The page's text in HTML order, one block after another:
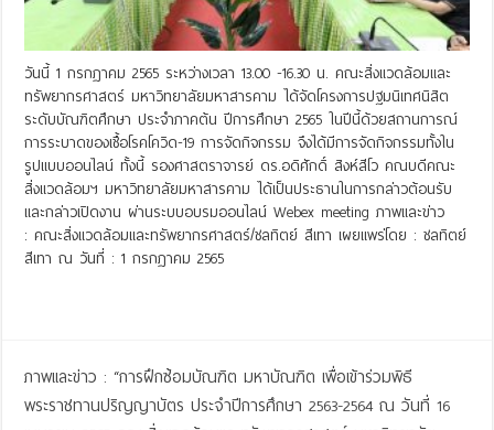
วันนี้ 1 กรกฏาคม 2565 ระหว่างเวลา 13.00 -16.30 น. คณะสิ่งแวดล้อมและ
ทรัพยากรศาสตร์ มหาวิทยาลัยมหาสารคาม ได้จัดโครงการปฐมนิเทศนิสิต
ระดับบัณฑิตศึกษา ประจำภาคต้น ปีการศึกษา 2565 ในปีนี้ด้วยสถานการณ์
การระบาดของเชื้อโรคโควิด-19 การจัดกิจกรรม จึงได้มีการจัดกิจกรรมทั้งใน
รูปแบบออนไลน์ ทั้งนี้ รองศาสตราจารย์ ดร.อดิศักดิ์ สิงห์สีโว คณบดีคณะ
สิ่งแวดล้อมฯ มหาวิทยาลัยมหาสารคาม ได้เป็นประธานในการกล่าวต้อนรับ
และกล่าวเปิดงาน ผ่านระบบอบรมออนไลน์ Webex meeting ภาพและข่าว
: คณะสิ่งแวดล้อมและทรัพยากรศาสตร์/ชลทิตย์ สีเทา เผยแพร่โดย : ชลทิตย์
สีเทา ณ วันที่ : 1 กรกฏาคม 2565
ภาพและข่าว : “การฝึกซ้อมบัณฑิต มหาบัณฑิต เพื่อเข้าร่วมพิธี
พระราชทานปริญญาบัตร ประจำปีการศึกษา 2563-2564 ณ วันที่ 16